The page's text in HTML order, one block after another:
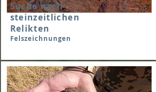
Suche nach
steinzeitlichen
Relikten
Felszeichnungen